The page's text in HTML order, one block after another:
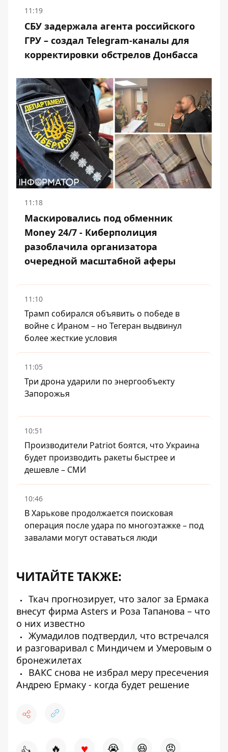
11:19
СБУ задержала агента российского
ГРУ – создал Telegram-каналы для
корректировки обстрелов Донбасса
11:18
Маскировались под обменник
Money 24/7 - Киберполиция
разоблачила организатора
очередной масштабной аферы
11:10
Трамп собирался объявить о победе в
войне с Ираном – но Тегеран выдвинул
более жесткие условия
11:05
Три дрона ударили по энергообъекту
Запорожья
10:51
Производители Patriot боятся, что Украина
будет производить ракеты быстрее и
дешевле – СМИ
10:46
В Харькове продолжается поисковая
операция после удара по многоэтажке – под
завалами могут оставаться люди
ЧИТАЙТЕ ТАКЖЕ:
Ткач прогнозирует, что залог за Ермака
внесут фирма Asters и Роза Тапанова – что
о них известно
Жумадилов подтвердил, что встречался
и разговаривал с Миндичем и Умеровым о
бронежилетах
ВАКС снова не избрал меру пресечения
Андрею Ермаку - когда будет решение
🔥 ♥ 😭 😆 😡